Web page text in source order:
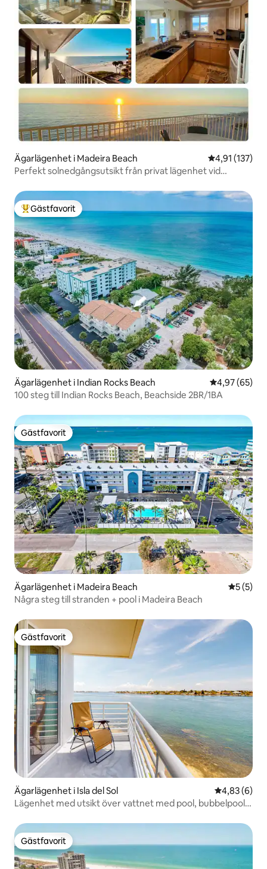
Ägarlägenhet i Madeira Beach 4,91 av 5 i
4,91 (137)
Perfekt solnedgångsutsikt från privat lägenhet vid
Populär gästfavorit
Gästfavorit
Ägarlägenhet i Indian Rocks Beach 4,97 av 5 i
4,97 (65)
100 steg till Indian Rocks Beach, Beachside 2BR/1BA
Gästfavorit
Gästfavorit
Ägarlägenhet i Madeira Beach 5 av 5 i
5 (5)
Några steg till stranden + pool i Madeira Beach
Gästfavorit
Gästfavorit
Ägarlägenhet i Isla del Sol 4,83 av 5 i
4,83 (6)
Lägenhet med utsikt över vattnet med pool, bubbelpool
Gästfavorit
Gästfavorit